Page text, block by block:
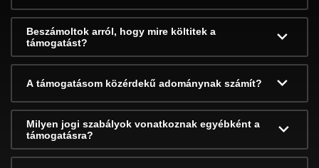
Beszámoltok arról, hogy mire költitek a
támogatást?
A támogatásom közérdekű adománynak számít?
Milyen jogi szabályok vonatkoznak egyébként a
támogatásra?